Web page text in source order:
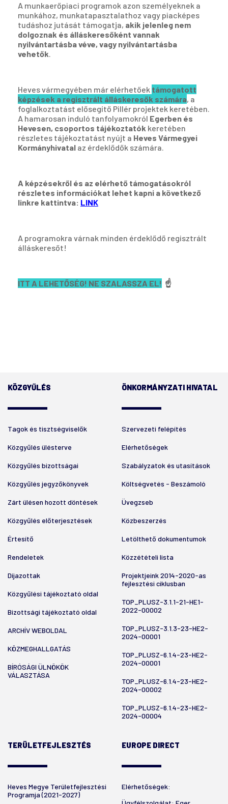
A munkaerőpiaci programok azon személyeknek a
munkához, munkatapasztalathoz vagy piacképes
tudáshoz jutását támogatja, akik jelenleg nem
dolgoznak és álláskeresőként vannak
nyilvántartásba véve, vagy nyilvántartásba
vehetők.
Heves vármegyében már elérhetőek támogatott
képzések a regisztrált álláskeresők számára, a
foglalkoztatást elősegítő Pillér projektek keretében.
A hamarosan induló tanfolyamokról Egerben és
Hevesen, csoportos tájékoztatók keretében
részletes tájékoztatást nyújt a Heves Vármegyei
Kormányhivatal az érdeklődők számára.
A képzésekről és az elérhető támogatásokról
részletes információkat lehet kapni a következő
linkre kattintva: LINK
A programokra várnak minden érdeklődő regisztrált
álláskeresőt!
ITT A LEHETŐSÉG! NE SZALASSZA EL! ☝️
KÖZGYŰLÉS
Tagok és tisztségviselők
Közgyűlés ülésterve
Közgyűlés bizottságai
Közgyűlés jegyzőkönyvek
Zárt ülésen hozott döntések
Közgyűlés előterjesztések
Értesítő
Rendeletek
Díjazottak
Közgyűlési tájékoztató oldal
Bizottsági tájékoztató oldal
ARCHÍV WEBOLDAL
KÖZMEGHALLGATÁS
BÍRÓSÁGI ÜLNÖKÖK
VÁLASZTÁSA
ÖNKORMÁNYZATI HIVATAL
Szervezeti felépítés
Elérhetőségek
Szabályzatok és utasítások
Költségvetés - Beszámoló
Üvegzseb
Közbeszerzés
Letölthető dokumentumok
Közzétételi lista
Projektjeink 2014-2020-as
fejlesztési ciklusban
TOP_PLUSZ-3.1.1-21-HE1-
2022-00002
TOP_PLUSZ-3.1.3-23-HE2-
2024-00001
TOP_PLUSZ-6.1.4-23-HE2-
2024-00001
TOP_PLUSZ-6.1.4-23-HE2-
2024-00002
TOP_PLUSZ-6.1.4-23-HE2-
2024-00004
TERÜLETFEJLESZTÉS
Heves Megye Területfejlesztési
Programja (2021-2027)
EUROPE DIRECT
Elérhetőségek: